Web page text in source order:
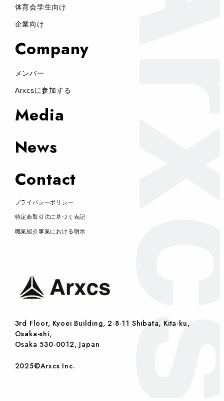
3rd Floor, Kyoei Building, 2-8-11 Shibata, Kita-ku,
Osaka-shi,
Osaka 530-0012, Japan
2025©Arxcs Inc.
体育会学生向け
企業向け
Company
メンバー
Arxcsに参加する
Media
News
Contact
プライバシーポリシー
特定商取引法に基づく表記
職業紹介事業における明示